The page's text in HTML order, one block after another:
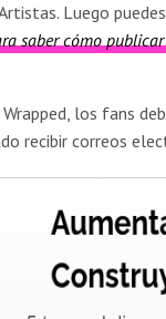
Luego
saber cómo
los fans
recibir correos